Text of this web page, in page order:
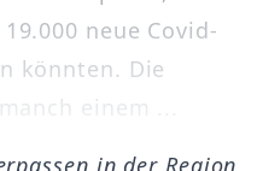
neue Covid-
könnten. Die
einem ...